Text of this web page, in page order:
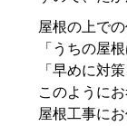
屋根の上で
「うちの屋
「早めに対
このように
屋根工事に